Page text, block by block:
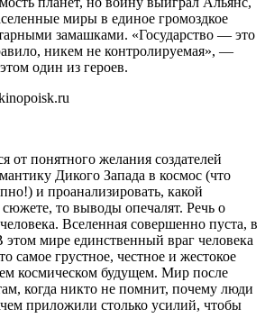
миры в единое громоздкое
замашками. «Государство — это
никем не контролируемая», —
один из героев.
от понятного желания создателей
Дикого Запада в космос (что
и проанализировать, какой
то выводы опечалят. Речь о
Вселенная совершенно пуста, в
этом мире единственный враг человека
самое грустное, честное и жестокое
космическом будущем. Мир после
когда никто не помнит, почему люди
приложили столько усилий, чтобы